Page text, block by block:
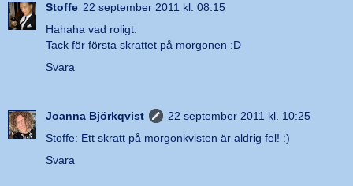
Stoffe 22 september 2011 kl. 08:15
Hahaha vad roligt.
Tack för första skrattet på morgonen :D
Svara
Joanna Björkqvist
22 september 2011 kl. 10:25
Stoffe: Ett skratt på morgonkvisten är aldrig fel! :)
Svara